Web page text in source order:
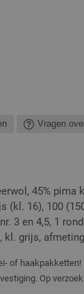
Vragen
45% pima
(kl. 16), 100
3 en 4,5, 1
kl. grijs,
of haakpakketten!
Op